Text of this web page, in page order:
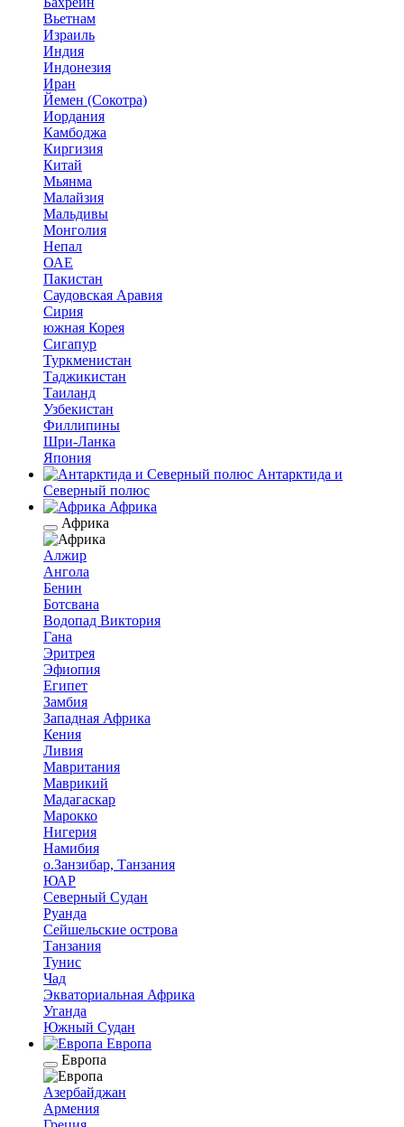
Вьетнам
Израиль
Индия
Индонезия
Иран
Йемен (Сокотра)
Иордания
Камбоджа
Киргизия
Китай
Мьянма
Малайзия
Мальдивы
Монголия
Непал
ОАЕ
Пакистан
Саудовская Аравия
Сирия
южная Корея
Сигапур
Туркменистан
Таджикистан
Таиланд
Узбекистан
Филлипины
Шри-Ланка
Япония
Антарктида и
Северный полюс
Африка
Африка
Алжир
Ангола
Бенин
Ботсвана
Водопад Виктория
Гана
Эритрея
Эфиопия
Египет
Замбия
Западная Африка
Кения
Ливия
Мавритания
Маврикий
Мадагаскар
Марокко
Нигерия
Намибия
о.Занзибар, Танзания
ЮАР
Северный Судан
Руанда
Сейшельские острова
Танзания
Тунис
Чад
Экваториальная Африка
Уганда
Южный Судан
Европа
Европа
Азербайджан
Армения